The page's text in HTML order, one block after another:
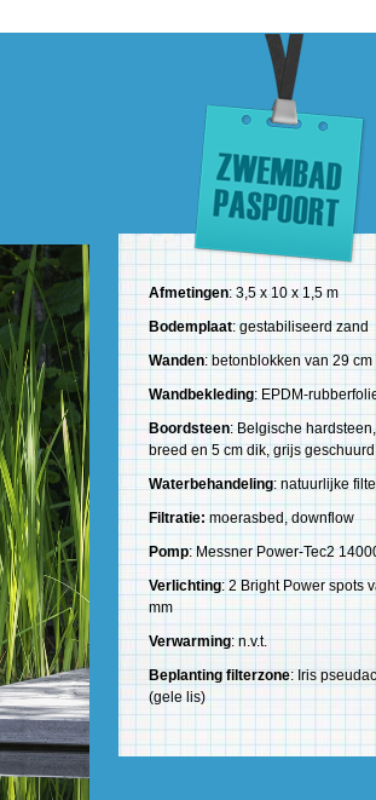
Afmetingen: 3,5 x 10 x 1,5 m
Bodemplaat: gestabiliseerd zand
Wanden: betonblokken van 29 cm
Wandbekleding: EPDM-
Boordsteen: Belgische
breed en 5 cm dik, grijs geschuurd
Waterbehandeling: natuurlijke
Filtratie: moerasbed, downflow
Pomp: Messner Power-Tec2
Verlichting: 2 Bright Power spots
mm
Verwarming: n.v.t.
Beplanting filterzone: Iris
(gele lis)